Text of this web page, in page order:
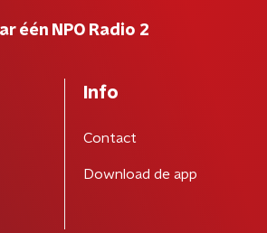
één NPO Radio 2
Info
Contact
Download de app